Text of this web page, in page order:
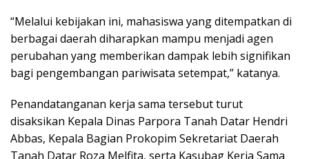
“Melalui kebijakan ini, mahasiswa yang ditempatkan di
berbagai daerah diharapkan mampu menjadi agen
perubahan yang memberikan dampak lebih signifikan
bagi pengembangan pariwisata setempat,” katanya.
Penandatanganan kerja sama tersebut turut
disaksikan Kepala Dinas Parpora Tanah Datar Hendri
Abbas, Kepala Bagian Prokopim Sekretariat Daerah
Tanah Datar Roza Melfita, serta Kasubag Kerja Sama